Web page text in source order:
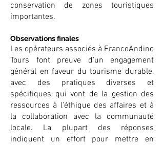
conservation de zones touristiques
importantes.
Observations finales
Les opérateurs associés à FrancoAndino
Tours font preuve d'un engagement
général en faveur du tourisme durable,
avec des pratiques diverses et
spécifiques qui vont de la gestion des
ressources à l'éthique des affaires et à
la collaboration avec la communauté
locale. La plupart des réponses
indiquent un effort pour mettre en